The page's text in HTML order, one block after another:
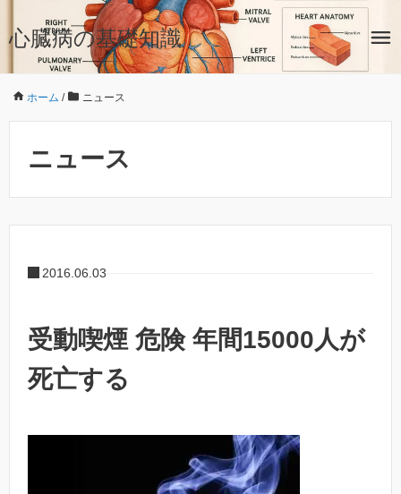
心臓病の基礎知識
ホーム / ニュース
ニュース
2016.06.03
受動喫煙 危険 年間15000人が
死亡する